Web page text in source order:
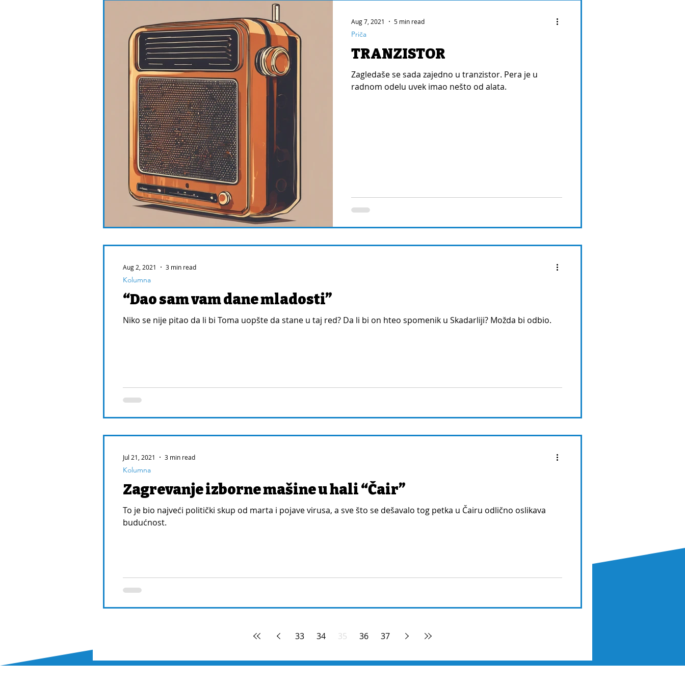
TRANZISTOR
Zagledaše se sada zajedno u tranzistor. Pera je u
radnom odelu uvek imao nešto od alata.
Priča
Aug 7, 2021 5 min read
“Dao sam vam dane mladosti”
Niko se nije pitao da li bi Toma uopšte da stane u taj red? Da li bi on hteo spomenik u Skadarliji? Možda bi odbio.
Kolumna
Aug 2, 2021 3 min read
Zagrevanje izborne mašine u hali “Čair”
To je bio najveći politički skup od marta i pojave virusa, a sve što se dešavalo tog petka u Čairu odlično oslikava
budućnost.
Kolumna
Jul 21, 2021 3 min read
33 34 35 36 37